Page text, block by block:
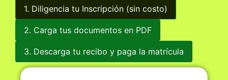
1. Diligencia tu Inscripción (sin costo)
2. Carga tus documentos en PDF
3. Descarga tu recibo y paga la matrícula